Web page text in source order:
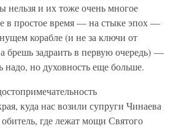
нельзя и их тоже очень многое
в простое время — на стыке эпох —
корабле (и не за ключи от
брешь задраить в первую очередь) —
надо, но духовность еще больше.
куда нас возили супруги Чинаева
где лежат мощи Святого